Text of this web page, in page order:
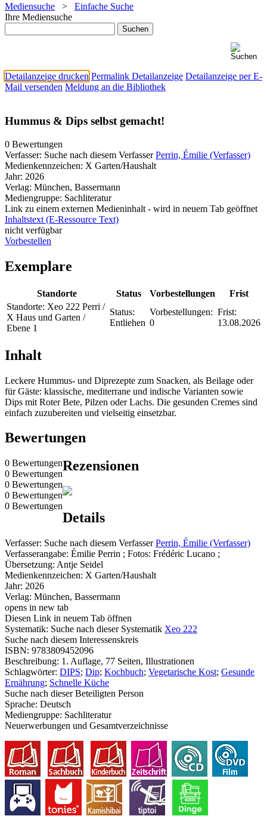
Mediensuche > Einfache Suche
Ihre Mediensuche
Detailanzeige drucken Permalink Detailanzeige Detailanzeige per E-
Mail versenden Meldung an die Bibliothek
Hummus & Dips selbst gemacht!
0 Bewertungen
Verfasser: Suche nach diesem Verfasser Perrin, Émilie (Verfasser)
Medienkennzeichen: X Garten/Haushalt
Jahr: 2026
Verlag: München, Bassermann
Mediengruppe: Sachliteratur
Link zu einem externen Medieninhalt - wird in neuem Tab geöffnet
Inhaltstext (E-Ressource Text)
nicht verfügbar
Vorbestellen
Exemplare
Standorte Status Vorbestellungen
Frist
Standorte: Xeo 222 Perri /
X Haus und Garten /
Ebene 1
Status:
Entliehen
Vorbestellungen:
0
Frist:
13.08.2026
Inhalt
Leckere Hummus- und Diprezepte zum Snacken, als Beilage oder
für Gäste: klassische, mediterrane und indische Varianten sowie
Dips mit Roter Bete, Pilzen oder Lachs. Die gesunden Cremes sind
einfach zuzubereiten und vielseitig einsetzbar.
Bewertungen
0 Bewertungen
0 Bewertungen
0 Bewertungen
0 Bewertungen
0 Bewertungen
Rezensionen
Details
Verfasser: Suche nach diesem Verfasser Perrin, Émilie (Verfasser)
Verfasserangabe: Émilie Perrin ; Fotos: Frédéric Lucano ;
Übersetzung: Antje Seidel
Medienkennzeichen: X Garten/Haushalt
Jahr: 2026
Verlag: München, Bassermann
opens in new tab
Diesen Link in neuem Tab öffnen
Systematik: Suche nach dieser Systematik Xeo 222
Suche nach diesem Interessenskreis
ISBN: 9783809452096
Beschreibung: 1. Auflage, 77 Seiten, Illustrationen
Schlagwörter: DIPS; Dip; Kochbuch; Vegetarische Kost; Gesunde
Ernährung; Schnelle Küche
Suche nach dieser Beteiligten Person
Sprache: Deutsch
Mediengruppe: Sachliteratur
Neuerwerbungen und Gesamtverzeichnisse